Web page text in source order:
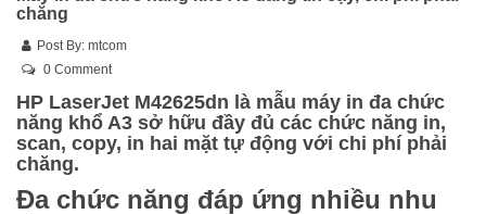
chăng
Post By: mtcom
0 Comment
HP LaserJet M42625dn là mẫu máy in đa chức
năng khổ A3 sở hữu đầy đủ các chức năng in,
scan, copy, in hai mặt tự động với chi phí phải
chăng.
Đa chức năng đáp ứng nhiều nhu